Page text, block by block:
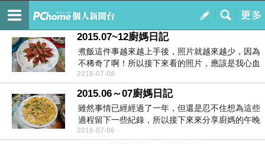
我的
訂閱
happyline
2015.07~12廚媽日記
煮飯這件事越來越上手後，照片就越來越少，因為
不稀奇了啊！所以接下來看的照片，應該是我心血
來潮，覺得應...
2016-07-08
2015.06～07廚媽日記
雖然事情已經經過了一年，但還是忍不住想為這些
過程留下一些紀錄，所以接下來來分享廚媽的午晚
餐。1.蘆筍...
2016-07-06